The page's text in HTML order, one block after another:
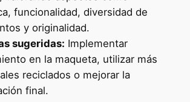
funcionalidad, diversidad de
y originalidad.
sugeridas: Implementar
en la maqueta, utilizar más
reciclados o mejorar la
final.